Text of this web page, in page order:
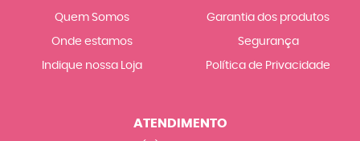
Quem Somos
Onde estamos
Indique nossa Loja
Garantia dos produtos
Segurança
Política de Privacidade
ATENDIMENTO